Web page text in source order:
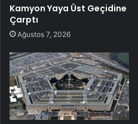
Kamyon Yaya Üst Geçidine
Çarptı
Ağustos 7, 2026